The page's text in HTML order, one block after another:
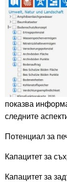
показва
следните
Потенциал за
Капацитет за
Капацитет за